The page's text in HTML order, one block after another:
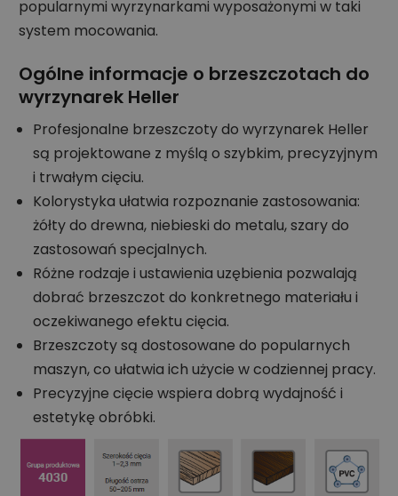
popularnymi wyrzynarkami wyposażonymi w taki
system mocowania.
Ogólne informacje o brzeszczotach do
wyrzynarek Heller
Profesjonalne brzeszczoty do wyrzynarek Heller
są projektowane z myślą o szybkim, precyzyjnym
i trwałym cięciu.
Kolorystyka ułatwia rozpoznanie zastosowania:
żółty do drewna, niebieski do metalu, szary do
zastosowań specjalnych.
Różne rodzaje i ustawienia uzębienia pozwalają
dobrać brzeszczot do konkretnego materiału i
oczekiwanego efektu cięcia.
Brzeszczoty są dostosowane do popularnych
maszyn, co ułatwia ich użycie w codziennej pracy.
Precyzyjne cięcie wspiera dobrą wydajność i
estetykę obróbki.